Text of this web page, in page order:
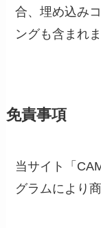
合、埋め込み
ングも含まれま
免責事項
当サイト「
グラムにより